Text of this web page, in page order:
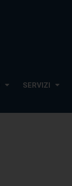
SERVIZI